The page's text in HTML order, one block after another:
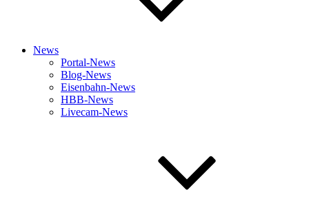
News
Portal-News
Blog-News
Eisenbahn-News
HBB-News
Livecam-News